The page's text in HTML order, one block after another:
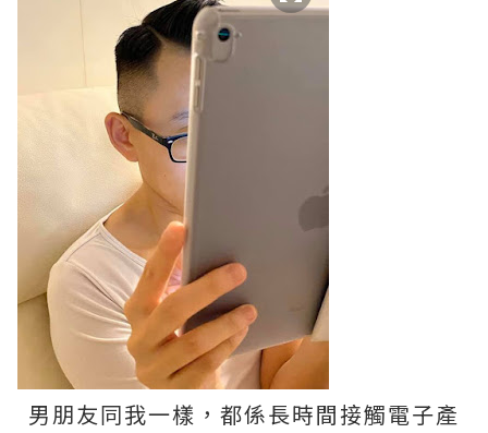
男朋友同我一樣，都係長時間接觸電子產